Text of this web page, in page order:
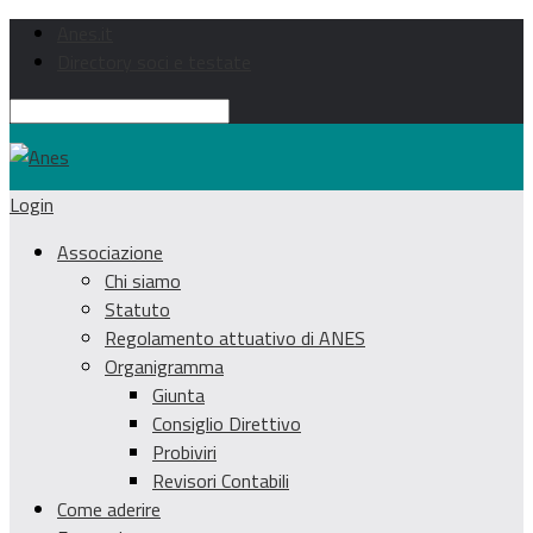
Login
Associazione
Chi siamo
Statuto
Regolamento attuativo di ANES
Organigramma
Giunta
Consiglio Direttivo
Probiviri
Revisori Contabili
Come aderire